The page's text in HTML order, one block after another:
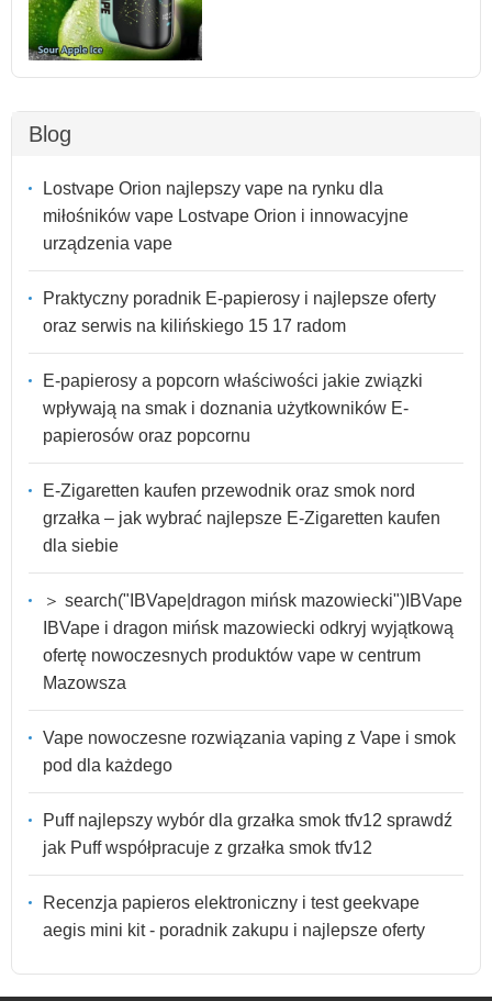
Blog
Lostvape Orion najlepszy vape na rynku dla
miłośników vape Lostvape Orion i innowacyjne
urządzenia vape
Praktyczny poradnik E-papierosy i najlepsze oferty
oraz serwis na kilińskiego 15 17 radom
E-papierosy a popcorn właściwości jakie związki
wpływają na smak i doznania użytkowników E-
papierosów oraz popcornu
E-Zigaretten kaufen przewodnik oraz smok nord
grzałka – jak wybrać najlepsze E-Zigaretten kaufen
dla siebie
＞ search("IBVape|dragon mińsk mazowiecki")IBVape
IBVape i dragon mińsk mazowiecki odkryj wyjątkową
ofertę nowoczesnych produktów vape w centrum
Mazowsza
Vape nowoczesne rozwiązania vaping z Vape i smok
pod dla każdego
Puff najlepszy wybór dla grzałka smok tfv12 sprawdź
jak Puff współpracuje z grzałka smok tfv12
Recenzja papieros elektroniczny i test geekvape
aegis mini kit - poradnik zakupu i najlepsze oferty